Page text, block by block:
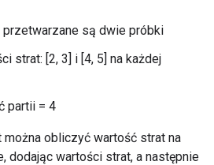
przetwarzane są dwie próbki
strat: [2, 3] i [4, 5] na każdej
partii = 4
obliczyć wartość strat na
dodając wartości strat, a następnie